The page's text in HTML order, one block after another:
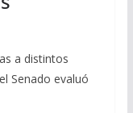
a distintos
Senado evaluó